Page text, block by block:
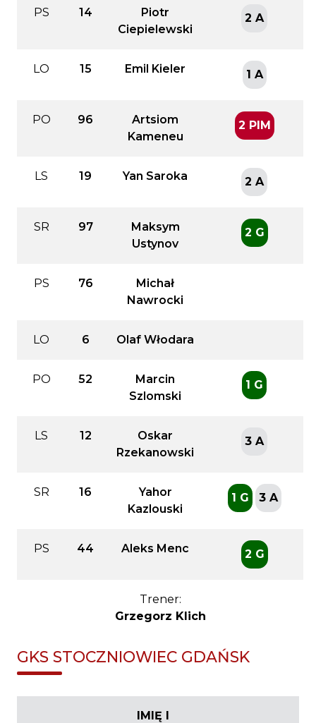
PS 14
Piotr
Ciepielewski
2 A
LO 15 Emil Kieler 1 A
PO 96
Artsiom
Kameneu
2 PIM
LS 19 Yan Saroka 2 A
SR 97
Maksym
Ustynov
2 G
PS 76
Michał
Nawrocki
LO 6 Olaf Włodara
PO 52
Marcin
Szlomski
1 G
LS 12
Oskar
Rzekanowski
3 A
SR 16
Yahor
Kazlouski
1 G 3 A
PS 44 Aleks Menc 2 G
Trener:
Grzegorz Klich
GKS STOCZNIOWIEC GDAŃSK
IMIĘ I